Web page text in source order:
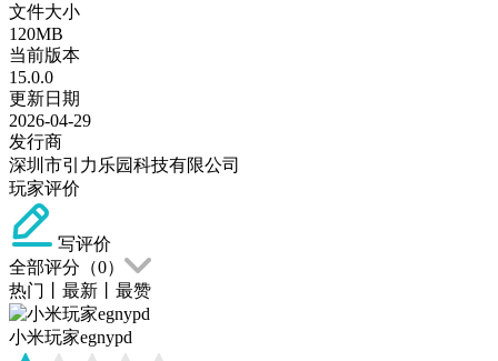
文件大小
120MB
当前版本
15.0.0
更新日期
2026-04-29
发行商
深圳市引力乐园科技有限公司
玩家评价
写评价
全部评分（0）
热门
最新 最赞
小米玩家egnypd